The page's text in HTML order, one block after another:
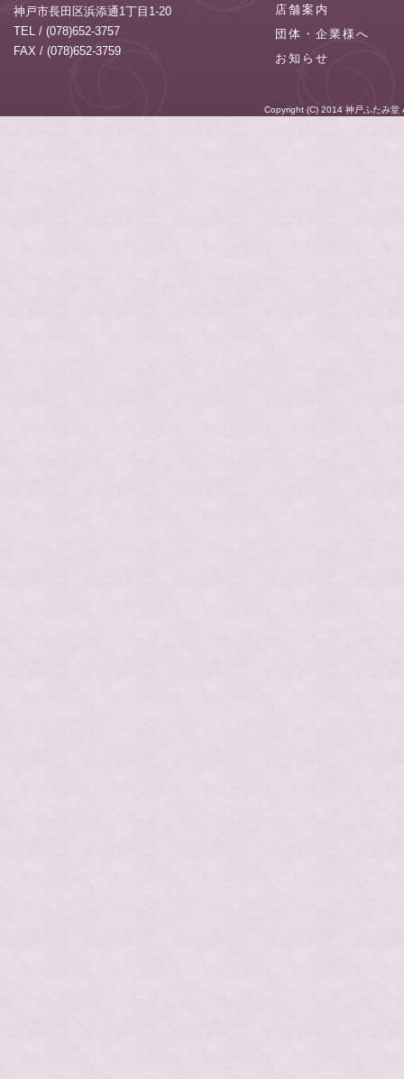
神戸市長田区浜添通1丁目1-20
TEL / (078)652-3757
FAX / (078)652-3759
店舗案内
団体・企業様へ
お知らせ
Copyright (C) 2014神戸ふたみ堂